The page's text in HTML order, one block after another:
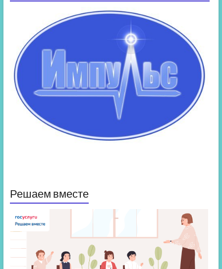
Решаем вместе